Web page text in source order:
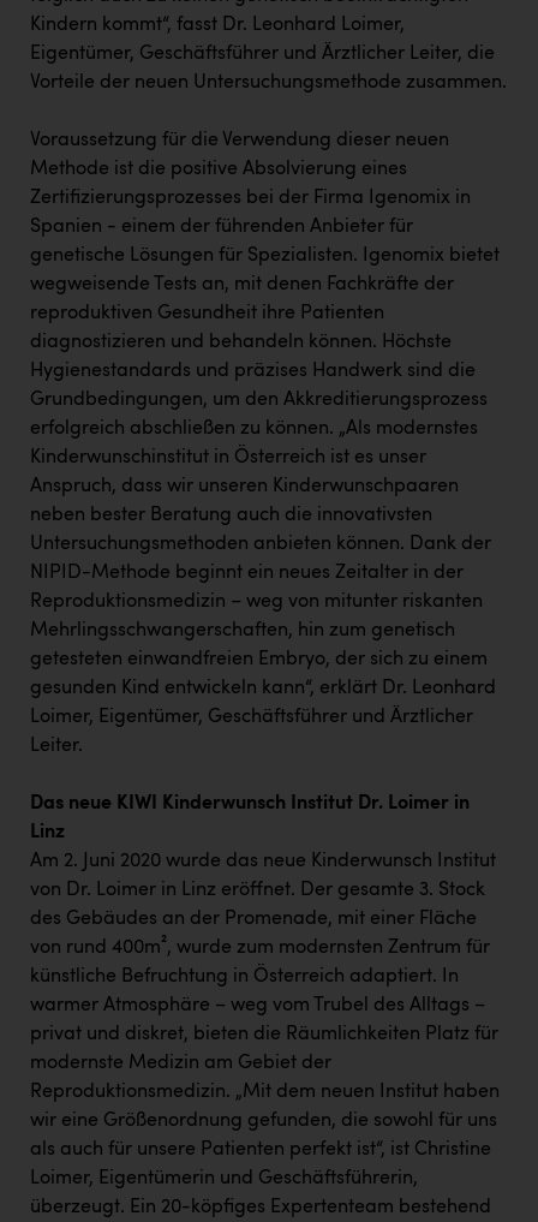
ZULuft - Zukunft Luft Austria
z.l.ö.
Wirtschaftskammer OÖ Energiehandel
Dopgas
kunden basics
kontakt
Kindern kommt“, fasst Dr. Leonhard Loimer,
Eigentümer, Geschäftsführer und Ärztlicher Leiter, die
Vorteile der neuen Untersuchungsmethode zusammen.
Voraussetzung für die Verwendung dieser neuen
Methode ist die positive Absolvierung eines
Zertifizierungsprozesses bei der Firma Igenomix in
Spanien - einem der führenden Anbieter für
genetische Lösungen für Spezialisten. Igenomix bietet
wegweisende Tests an, mit denen Fachkräfte der
reproduktiven Gesundheit ihre Patienten
diagnostizieren und behandeln können. Höchste
Hygienestandards und präzises Handwerk sind die
Grundbedingungen, um den Akkreditierungsprozess
erfolgreich abschließen zu können. „Als modernstes
Kinderwunschinstitut in Österreich ist es unser
Anspruch, dass wir unseren Kinderwunschpaaren
neben bester Beratung auch die innovativsten
Untersuchungsmethoden anbieten können. Dank der
NIPID-Methode beginnt ein neues Zeitalter in der
Reproduktionsmedizin – weg von mitunter riskanten
Mehrlingsschwangerschaften, hin zum genetisch
getesteten einwandfreien Embryo, der sich zu einem
gesunden Kind entwickeln kann“, erklärt Dr. Leonhard
Loimer, Eigentümer, Geschäftsführer und Ärztlicher
Leiter.
Das neue KIWI Kinderwunsch Institut Dr. Loimer in
Linz
Am 2. Juni 2020 wurde das neue Kinderwunsch Institut
von Dr. Loimer in Linz eröffnet. Der gesamte 3. Stock
des Gebäudes an der Promenade, mit einer Fläche
von rund 400m², wurde zum modernsten Zentrum für
künstliche Befruchtung in Österreich adaptiert. In
warmer Atmosphäre – weg vom Trubel des Alltags –
privat und diskret, bieten die Räumlichkeiten Platz für
modernste Medizin am Gebiet der
Reproduktionsmedizin. „Mit dem neuen Institut haben
wir eine Größenordnung gefunden, die sowohl für uns
als auch für unsere Patienten perfekt ist“, ist Christine
Loimer, Eigentümerin und Geschäftsführerin,
überzeugt. Ein 20-köpfiges Expertenteam bestehend